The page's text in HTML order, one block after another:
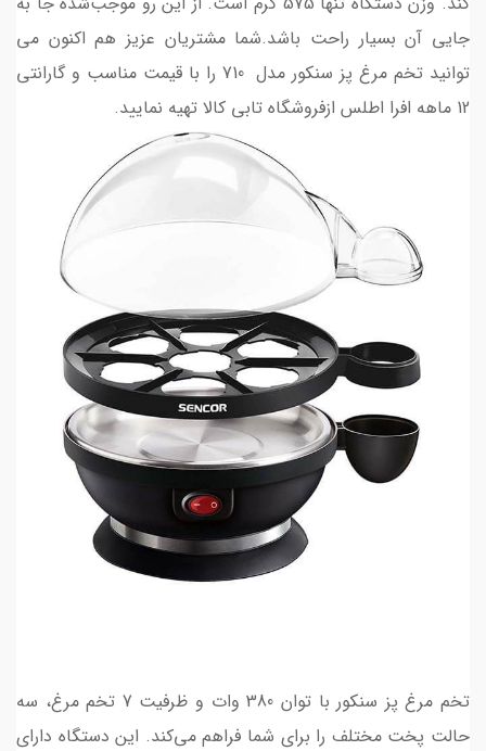
جایی آن بسیار راحت باشد.شما مشتریان عزیز هم اکنون می
توانید تخم مرغ پز سنکور مدل 710 را با قیمت مناسب و گارانتی
12 ماهه افرا اطلس ازفروشگاه تابی کالا تهیه نمایید.
تخم مرغ پز سنکور با توان 380 وات و ظرفیت 7 تخم مرغ، سه
حالت پخت مختلف را برای شما فراهم می‌کند. این دستگاه دارای